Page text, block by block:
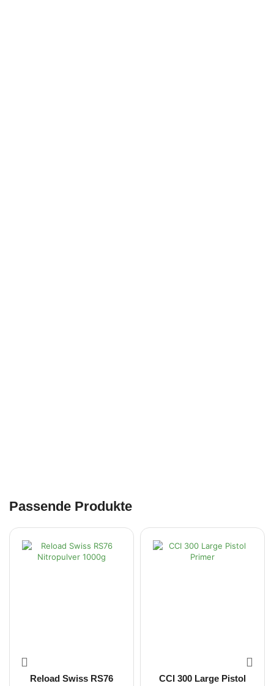
Passende Produkte
Reload Swiss RS76 CCI 300 Large Pistol